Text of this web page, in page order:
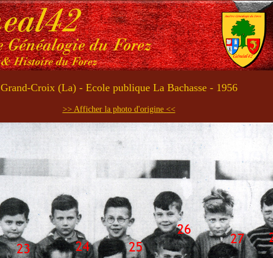
Grand-Croix (La) - Ecole publique La Bachasse - 1956
>> Afficher la photo d'origine <<